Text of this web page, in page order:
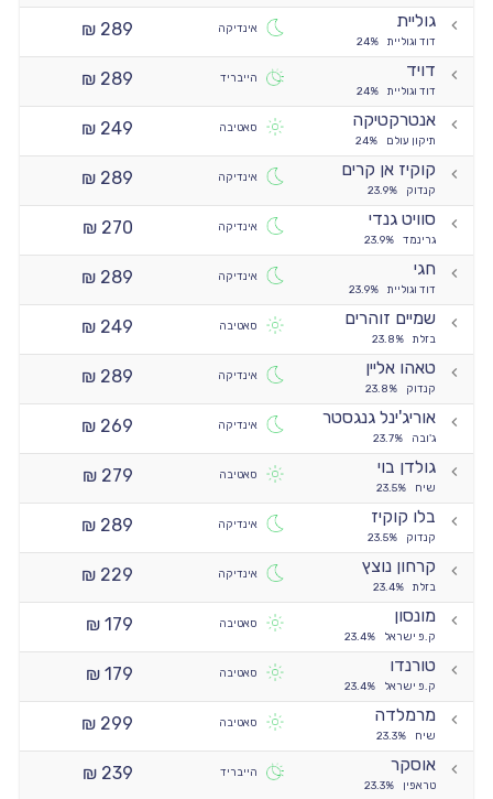
גוליית
דוד וגוליית 24%
אינדיקה
289 ₪
דויד
דוד וגוליית 24%
הייבריד
289 ₪
אנטרקטיקה
תיקון עולם 24%
סאטיבה
249 ₪
קוקיז אן קרים
קנדוק 23.9%
אינדיקה
289 ₪
סוויט גנדי
גרינמד 23.9%
אינדיקה
270 ₪
חגי
דוד וגוליית 23.9%
אינדיקה
289 ₪
שמיים זוהרים
בזלת 23.8%
סאטיבה
249 ₪
טאהו אליין
קנדוק 23.8%
אינדיקה
289 ₪
אוריג'ינל גנגסטר
ג'ובה 23.7%
אינדיקה
269 ₪
גולדן בוי
שיח 23.5%
סאטיבה
279 ₪
בלו קוקיז
קנדוק 23.5%
אינדיקה
289 ₪
קרחון נוצץ
בזלת 23.4%
אינדיקה
229 ₪
מונסון
ק.פ ישראל 23.4%
סאטיבה
179 ₪
טורנדו
ק.פ ישראל 23.4%
סאטיבה
179 ₪
מרמלדה
שיח 23.3%
סאטיבה
299 ₪
אוסקר
טראפין 23.3%
הייבריד
239 ₪